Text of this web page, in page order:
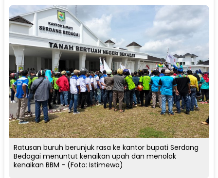
Ratusan buruh berunjuk rasa ke kantor bupati Serdang
Bedagai menuntut kenaikan upah dan menolak
kenaikan BBM - (Foto: Istimewa)